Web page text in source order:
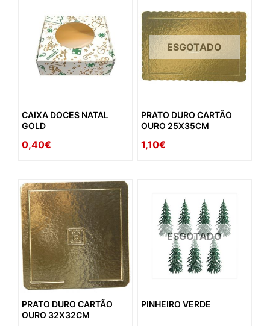
CAIXA DOCES NATAL
GOLD
0,40€
ESGOTADO
PRATO DURO CARTÃO
OURO 25X35CM
1,10€
PRATO DURO CARTÃO
OURO 32X32CM
ESGOTADO
PINHEIRO VERDE